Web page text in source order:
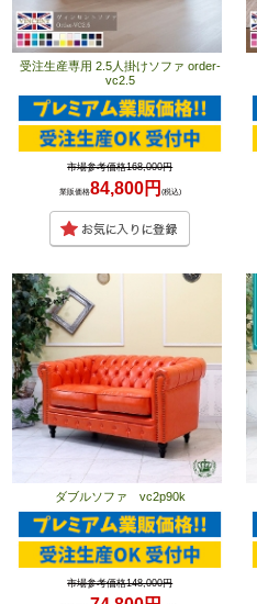
受注生産専用 2.5人掛けソファ order-
vc2.5
市場参考価格168,000円
業販価格84,800円 (税込)
ダブルソファ vc2p90k
市場参考価格148,000円